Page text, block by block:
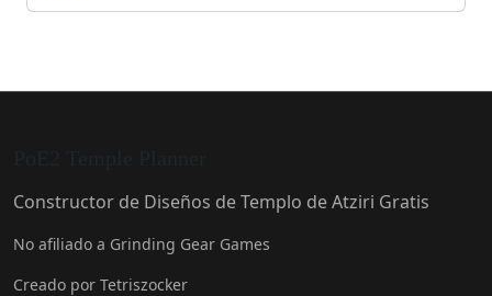
Constructor de Diseños de Templo de Atziri Gratis
No afiliado a Grinding Gear Games
Creado por Tetriszocker